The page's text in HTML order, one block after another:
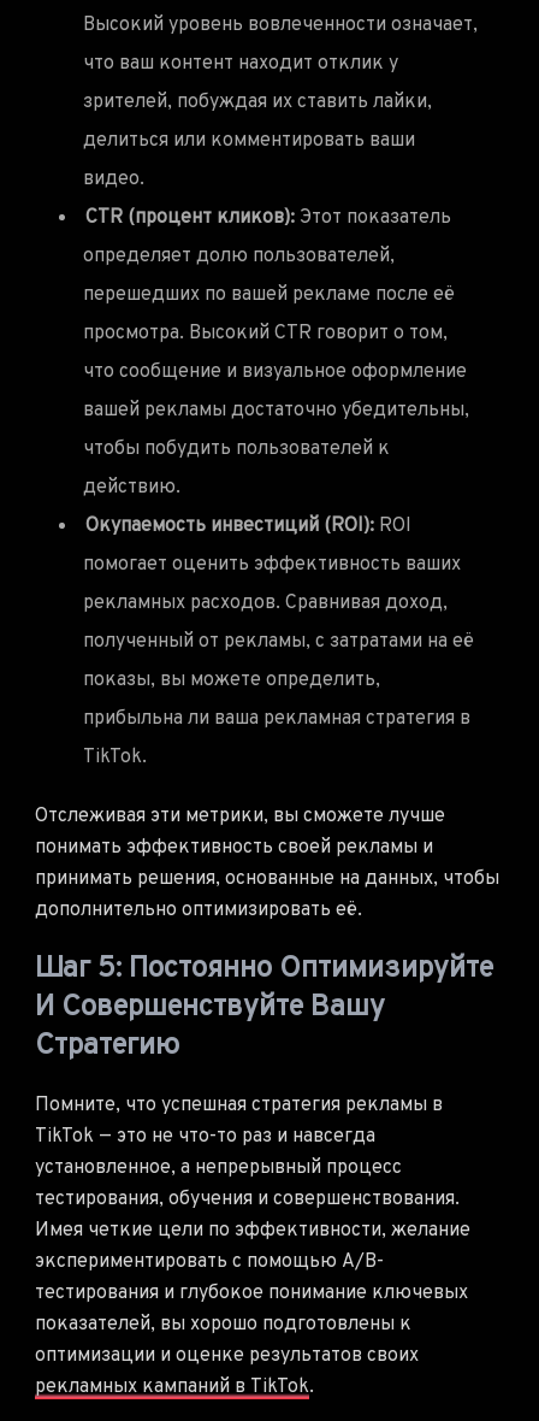
Высокий уровень вовлеченности означает,
что ваш контент находит отклик у
зрителей, побуждая их ставить лайки,
делиться или комментировать ваши
видео.
CTR (процент кликов): Этот показатель
определяет долю пользователей,
перешедших по вашей рекламе после её
просмотра. Высокий CTR говорит о том,
что сообщение и визуальное оформление
вашей рекламы достаточно убедительны,
чтобы побудить пользователей к
действию.
Окупаемость инвестиций (ROI): ROI
помогает оценить эффективность ваших
рекламных расходов. Сравнивая доход,
полученный от рекламы, с затратами на её
показы, вы можете определить,
прибыльна ли ваша рекламная стратегия в
TikTok.
Отслеживая эти метрики, вы сможете лучше
понимать эффективность своей рекламы и
принимать решения, основанные на данных, чтобы
дополнительно оптимизировать её.
Шаг 5: Постоянно Оптимизируйте
И Совершенствуйте Вашу
Стратегию
Помните, что успешная стратегия рекламы в
TikTok — это не что-то раз и навсегда
установленное, а непрерывный процесс
тестирования, обучения и совершенствования.
Имея четкие цели по эффективности, желание
экспериментировать с помощью A/B-
тестирования и глубокое понимание ключевых
показателей, вы хорошо подготовлены к
оптимизации и оценке результатов своих
рекламных кампаний в TikTok.